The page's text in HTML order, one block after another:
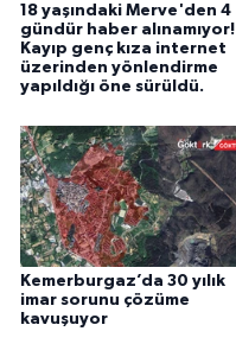
18 yaşındaki Merve'den 4
gündür haber alınamıyor!
Kayıp genç kıza internet
üzerinden yönlendirme
yapıldığı öne sürüldü.
Kemerburgaz’da 30 yılık
imar sorunu çözüme
kavuşuyor